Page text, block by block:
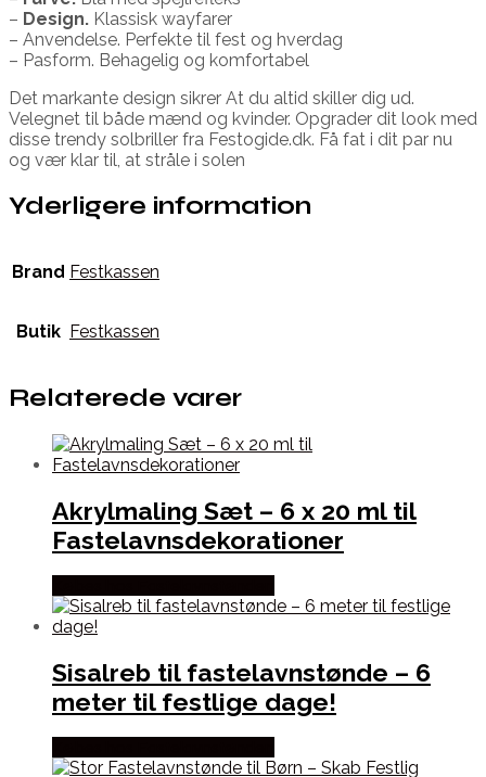
– Design. Klassisk wayfarer
– Anvendelse. Perfekte til fest og hverdag
– Pasform. Behagelig og komfortabel
Det markante design sikrer At du altid skiller dig ud.
Velegnet til både mænd og kvinder. Opgrader dit look med
disse trendy solbriller fra Festogide.dk. Få fat i dit par nu
og vær klar til, at stråle i solen
Yderligere information
Brand Festkassen
Butik Festkassen
Relaterede varer
Akrylmaling Sæt – 6 x 20 ml til
Fastelavnsdekorationer
Sisalreb til fastelavnstønde – 6
meter til festlige dage!